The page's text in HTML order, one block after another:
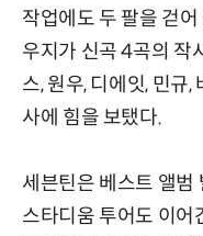
작업에도 두 팔을 걷
우지가 신곡 4곡의 작
스, 원우, 디에잇, 민규
사에 힘을 보탰다.
세븐틴은 베스트 앨범
스타디움 투어도 이